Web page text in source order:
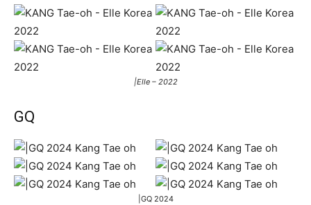
|Elle – 2022
GQ
|GQ 2024